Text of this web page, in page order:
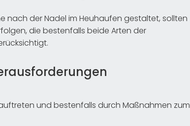
nach der Nadel im Heuhaufen gestaltet, sollten
die bestenfalls beide Arten der
und bestenfalls durch Maßnahmen zum